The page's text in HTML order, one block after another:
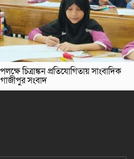
চিত্রাঙ্কন প্রতিযোগিতায় সাংবাদিক
সংবাদ